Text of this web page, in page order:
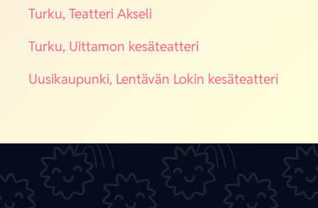
Tur­ku, Teat­te­ri Akse­li
Tur­ku, Uit­ta­mon kesä­teat­te­ri
Uusi­kau­pun­ki, Len­tä­vän Lokin kesä­teat­te­ri